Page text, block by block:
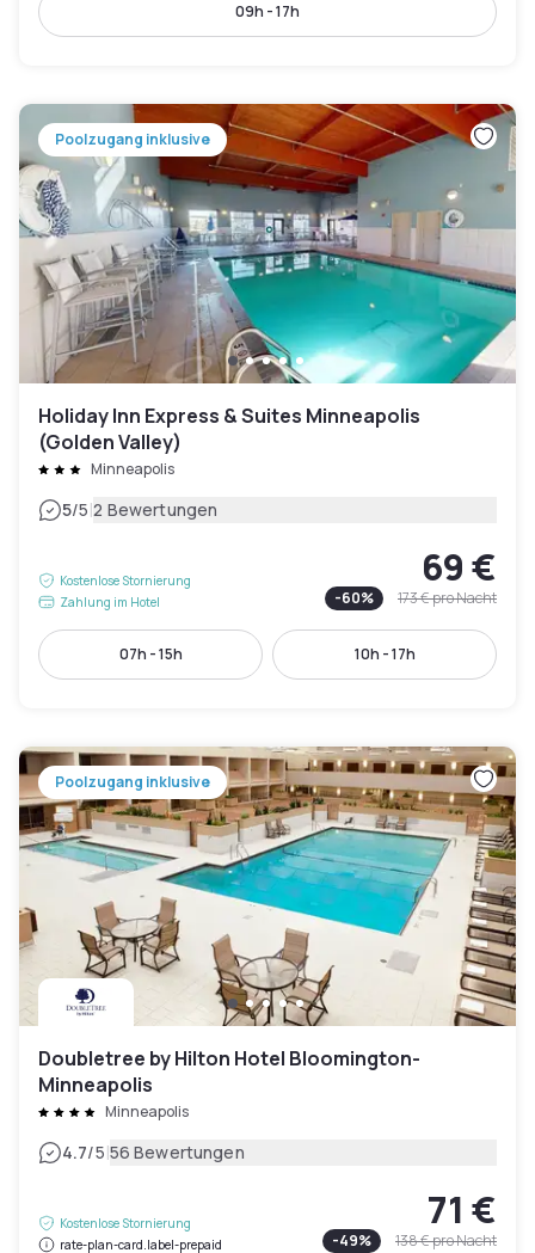
09h - 17h
Poolzugang inklusive
Holiday Inn Express & Suites Minneapolis
(Golden Valley)
Minneapolis
5/5|2 Bewertungen
Kostenlose Stornierung
Zahlung im Hotel
69 €
-60% 173 €pro Nacht
07h - 15h 10h - 17h
Poolzugang inklusive
Doubletree by Hilton Hotel Bloomington-
Minneapolis
Minneapolis
4.7/5|56 Bewertungen
Kostenlose Stornierung
rate-plan-card.label-prepaid
71 €
-49% 138 €pro Nacht